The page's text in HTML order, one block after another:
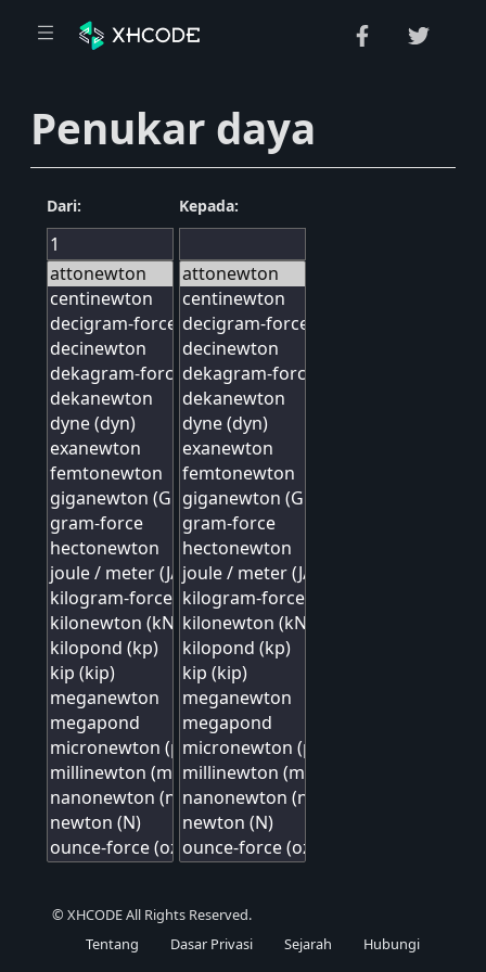
Penukar daya
Dari: Kepada:
© XHCODE All Rights Reserved.
Tentang
Dasar Privasi Sejarah Hubungi